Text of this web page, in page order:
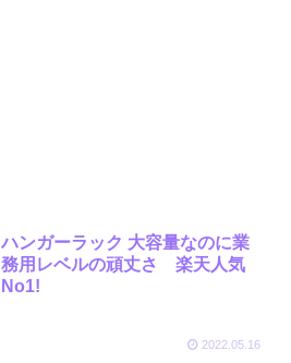
ハンガーラック 大容量なのに業
務用レベルの頑丈さ 楽天人気
No1!
2022.05.16